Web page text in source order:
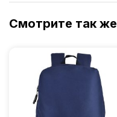
Смотрите так же